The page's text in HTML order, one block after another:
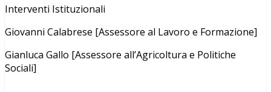
Interventi Istituzionali
Giovanni Calabrese [Assessore al Lavoro e Formazione]
Gianluca Gallo [Assessore all’Agricoltura e Politiche
Sociali]